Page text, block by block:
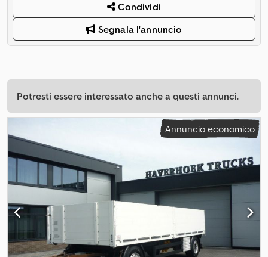
Condividi
Segnala l'annuncio
Potresti essere interessato anche a questi annunci.
Annuncio economico